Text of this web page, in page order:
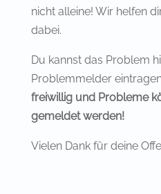
nicht alleine! Wir helfen
dabei.
Du kannst das Problem
Problemmelder
freiwillig und Probleme
gemeldet werden!
Vielen Dank für deine